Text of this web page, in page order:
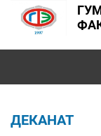
О факультете
ДЕКАНАТ